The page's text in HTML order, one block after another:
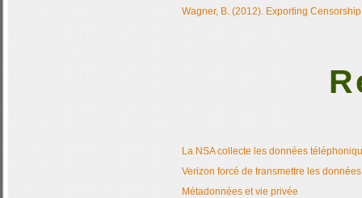
Wagner, B. (2012). Exporting
La NSA collecte les données
Verizon forcé de transmettre les
Métadonnées et vie privée